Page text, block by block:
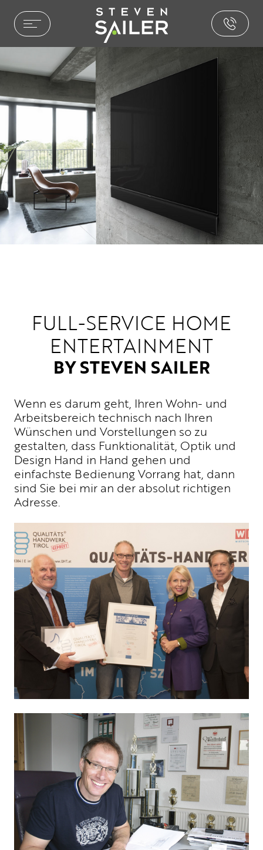
FULL-SERVICE HOME
ENTERTAINMENT
BY STEVEN SAILER
Wenn es darum geht, Ihren Wohn- und
Arbeitsbereich technisch nach Ihren
Wünschen und Vorstellungen so zu
gestalten, dass Funktionalität, Optik und
Design Hand in Hand gehen und
einfachste Bedienung Vorrang hat, dann
sind Sie bei mir an der absolut richtigen
Adresse.
HOME ENTERTAINMENT
LEISTUNGEN
REFERENZEN
AUSZEICHNUNGEN
PHILOSOPHIE
PRESSE
NEWS
BROCHURE.PDF
CAR ENTERTAINMENT
SOUND & AKUSTIK
PAKETE & LÖSUNGEN
PRESSE
BROCHURE.PDF